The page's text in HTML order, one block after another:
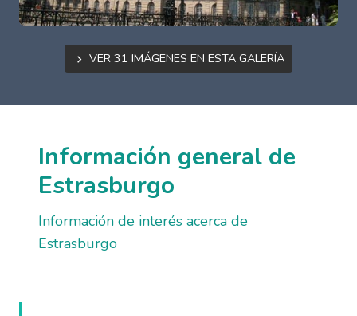
Ver 31 imágenes en esta galería
Información general de
Estrasburgo
Información de interés acerca de
Estrasburgo